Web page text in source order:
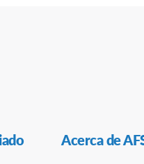
Acerca de